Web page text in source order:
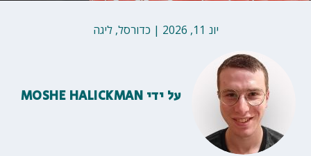
יונ 11, 2026 | כדורסל,ליגה
על ידי MOSHE HALICKMAN